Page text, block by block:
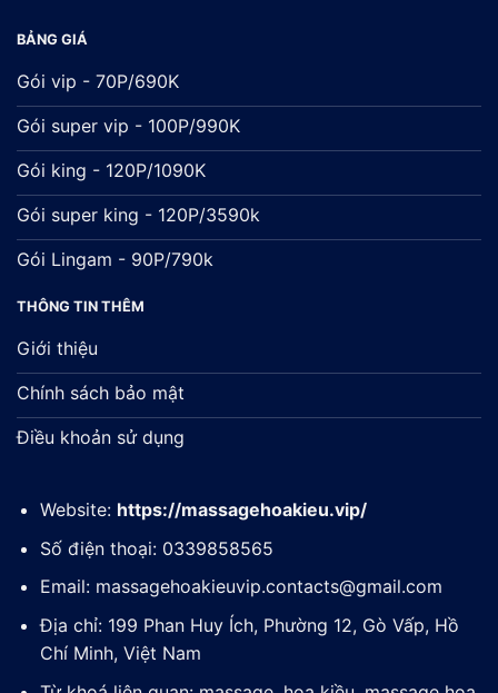
BẢNG GIÁ
Gói vip - 70P/690K
Gói super vip - 100P/990K
Gói king - 120P/1090K
Gói super king - 120P/3590k
Gói Lingam - 90P/790k
THÔNG TIN THÊM
Giới thiệu
Chính sách bảo mật
Điều khoản sử dụng
Website: https://massagehoakieu.vip/
Số điện thoại: 0339858565
Email: massagehoakieuvip.contacts@gmail.com
Địa chỉ: 199 Phan Huy Ích, Phường 12, Gò Vấp, Hồ
Chí Minh, Việt Nam